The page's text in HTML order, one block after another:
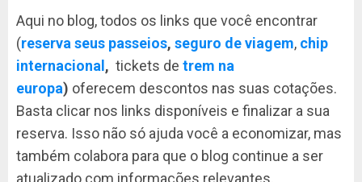
Aqui no blog, todos os links que você encontrar
(reserva seus passeios, seguro de viagem, chip
internacional , tickets de trem na
europa) oferecem descontos nas suas cotações.
Basta clicar nos links disponíveis e finalizar a sua
reserva. Isso não só ajuda você a economizar, mas
também colabora para que o blog continue a ser